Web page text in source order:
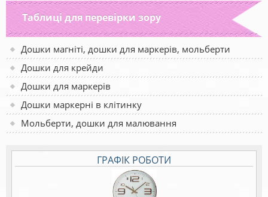
Таблиці для перевірки зору
Дошки магніті, дошки для маркерів, мольберти
Дошки для крейди
Дошки для маркерів
Дошки маркерні в клітинку
Мольберти, дошки для малювання
ГРАФІК РОБОТИ